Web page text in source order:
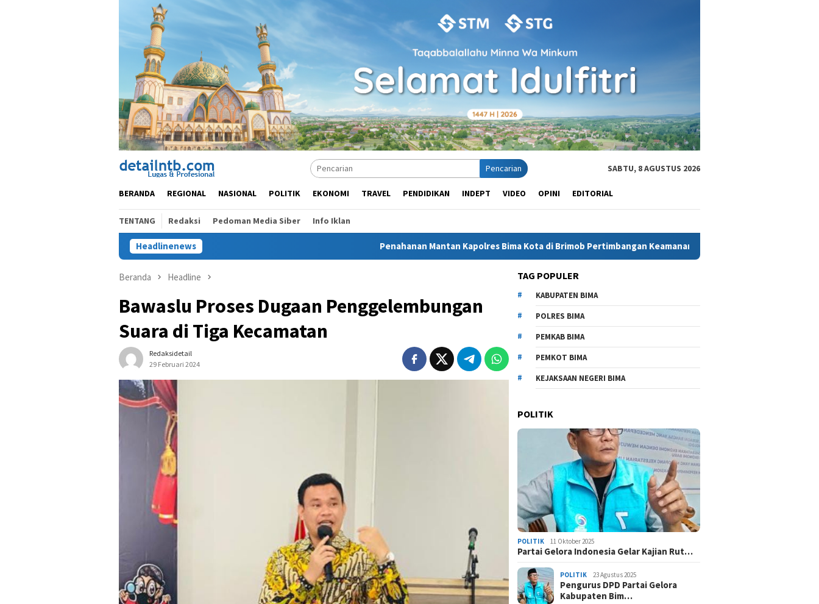
Pencarian SABTU, 8 AGUSTUS 2026
BERANDA REGIONAL NASIONAL POLITIK EKONOMI TRAVEL PENDIDIKAN INDEPT VIDEO OPINI EDITORIAL
TENTANG Redaksi Pedoman Media Siber Info Iklan
Headlinenews Penahanan Mantan Kapolres Bima Kota di Brimob Pertimbangan Keamanan Terdakwa AKP Malaungi sempat Nego
Beranda Headline
Bawaslu Proses Dugaan Penggelembungan
Suara di Tiga Kecamatan
Redaksidetail
29 Februari 2024
TAG POPULER
KABUPATEN BIMA
POLRES BIMA
PEMKAB BIMA
PEMKOT BIMA
KEJAKSAAN NEGERI BIMA
POLITIK
POLITIK 11 Oktober 2025
Partai Gelora Indonesia Gelar Kajian Rut…
POLITIK 23 Agustus 2025
Pengurus DPD Partai Gelora
Kabupaten Bim…